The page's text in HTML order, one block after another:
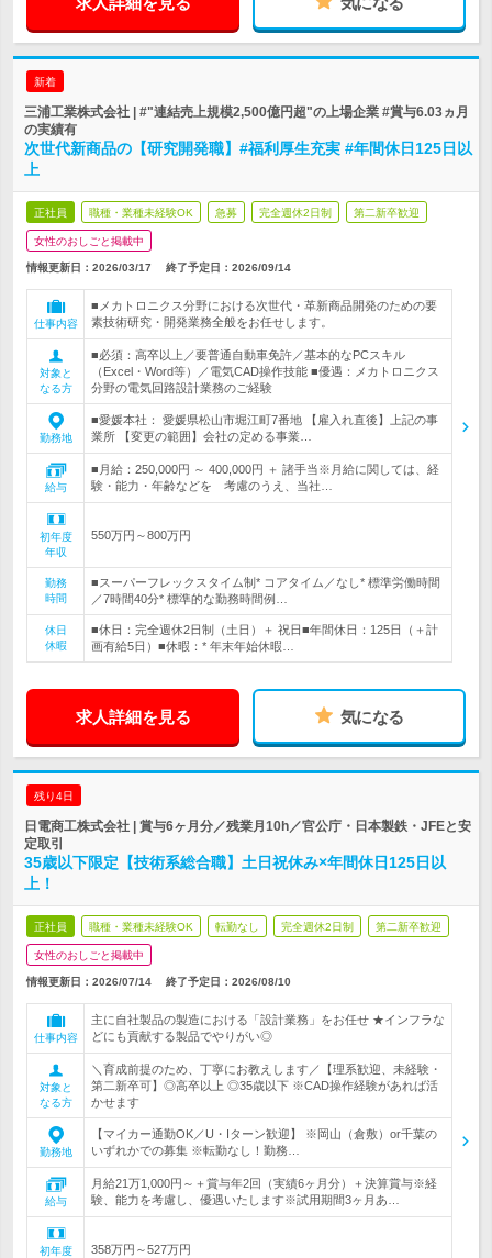
新着
三浦工業株式会社 | #"連結売上規模2,500億円超"の上場企業 #賞与6.03ヵ月
の実績有
次世代新商品の【研究開発職】#福利厚生充実 #年間休日125日以
上
正社員 職種・業種未経験OK 急募 完全週休2日制 第二新卒歓迎
女性のおしごと掲載中
情報更新日：2026/03/17 終了予定日： 2026/09/14
仕事内容
■メカトロニクス分野における次世代・革新商品開発のための要
素技術研究・開発業務全般をお任せします。
対象と
なる方
■必須：高卒以上／要普通自動車免許／基本的なPCスキル
（Excel・Word等）／電気CAD操作技能 ■優遇：メカトロニクス
分野の電気回路設計業務のご経験
勤務地
■愛媛本社： 愛媛県松山市堀江町7番地 【雇入れ直後】上記の事
業所 【変更の範囲】会社の定める事業…
給与
■月給：250,000円 ～ 400,000円 ＋ 諸手当※月給に関しては、経
験・能力・年齢などを 考慮のうえ、当社…
初年度
年収
550万円～800万円
勤務
時間
■スーパーフレックスタイム制* コアタイム／なし* 標準労働時間
／7時間40分* 標準的な勤務時間例…
休日
休暇
■休日：完全週休2日制（土日）＋ 祝日■年間休日：125日（＋計
画有給5日）■休暇：* 年末年始休暇…
求人詳細を見る 気になる
残り4日
日電商工株式会社 | 賞与6ヶ月分／残業月10h／官公庁・日本製鉄・JFEと安
定取引
35歳以下限定【技術系総合職】土日祝休み×年間休日125日以
上！
正社員 職種・業種未経験OK 転勤なし 完全週休2日制 第二新卒歓迎
女性のおしごと掲載中
情報更新日：2026/07/14 終了予定日： 2026/08/10
仕事内容
主に自社製品の製造における「設計業務」をお任せ ★インフラな
どにも貢献する製品でやりがい◎
対象と
なる方
＼育成前提のため、丁寧にお教えします／【理系歓迎、未経験・
第二新卒可】◎高卒以上 ◎35歳以下 ※CAD操作経験があれば活
かせます
勤務地
【マイカー通勤OK／U・Iターン歓迎】 ※岡山（倉敷）or千葉の
いずれかでの募集 ※転勤なし！勤務…
給与
月給21万1,000円～＋賞与年2回（実績6ヶ月分）＋決算賞与※経
験、能力を考慮し、優遇いたします※試用期間3ヶ月あ…
初年度
358万円～527万円